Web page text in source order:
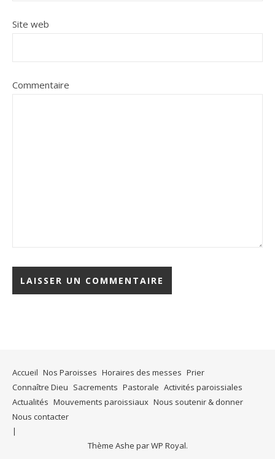
Site web
Commentaire
Accueil Nos Paroisses Horaires des messes Prier
Connaître Dieu Sacrements Pastorale Activités paroissiales
Actualités Mouvements paroissiaux Nous soutenir & donner
Nous contacter
Thème Ashe parWP Royal.